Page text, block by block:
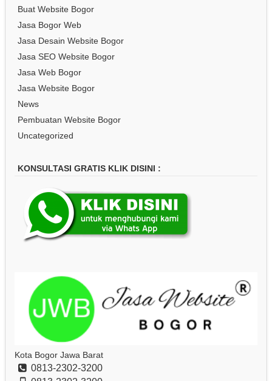
Buat Website Bogor
Jasa Bogor Web
Jasa Desain Website Bogor
Jasa SEO Website Bogor
Jasa Web Bogor
Jasa Website Bogor
News
Pembuatan Website Bogor
Uncategorized
KONSULTASI GRATIS KLIK DISINI :
Kota Bogor Jawa Barat
0813-2302-3200